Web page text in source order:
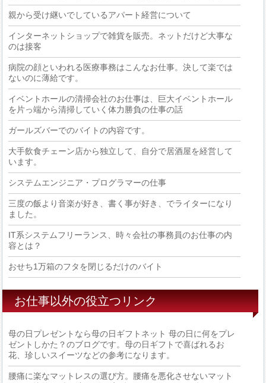
親から受け継いでしているアパート経営について
インターネットショップで雑貨を販売。ネットだけど大事な
のは接客
病院の顔といわれる医療事務はこんなお仕事。決して楽では
ないのに薄給です。
イベントホールの清掃会社のお仕事は、巨大イベントホール
を片っ端から清掃していく体力勝負の仕事の話
ガールズバーでのバイトの内容です。
大手飲食チェーン店から独立して、自分で居酒屋を経営して
います。
システムエンジニア・プログラマーの仕事
三度の飯より音楽が好き、書く事が好き、でライターになり
ました。
IT系システムフリーランス、時々会社の事務員のお仕事の内
容とは？
おせち1万箱のフタを閉じるだけのバイト
お仕事以外の役立つリンク
母の日プレゼントなら母の日ギフトネット 母の日に何をプレ
ゼントしかた？のブログです。母の日ギフトで喜ばれるお
花、珍しいスイーツなどの参考になります。
腰痛に楽なマットレスの選び方。腰痛を悪化させないマット